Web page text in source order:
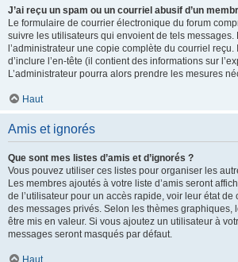
J’ai reçu un spam ou un courriel abusif d’un
Le formulaire de courrier électronique du forum
suivre les utilisateurs qui envoient de tels messages.
l’administrateur une copie complète du courriel reçu.
d’inclure l’en-tête (il contient des informations sur
L’administrateur pourra alors prendre les mesures
Haut
Amis et ignorés
Que sont mes listes d’amis et d’ignorés ?
Vous pouvez utiliser ces listes pour organiser les
Les membres ajoutés à votre liste d’amis seront
de l’utilisateur pour un accès rapide, voir leur état
des messages privés. Selon les thèmes graphiques,
être mis en valeur. Si vous ajoutez un utilisateur à
messages seront masqués par défaut.
Haut